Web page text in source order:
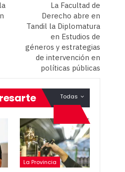
La Facultad de
Derecho abre en
Tandil la Diplomatura
en Estudios de
géneros y estrategias
de intervención en
políticas públicas
Todas
La Provincia